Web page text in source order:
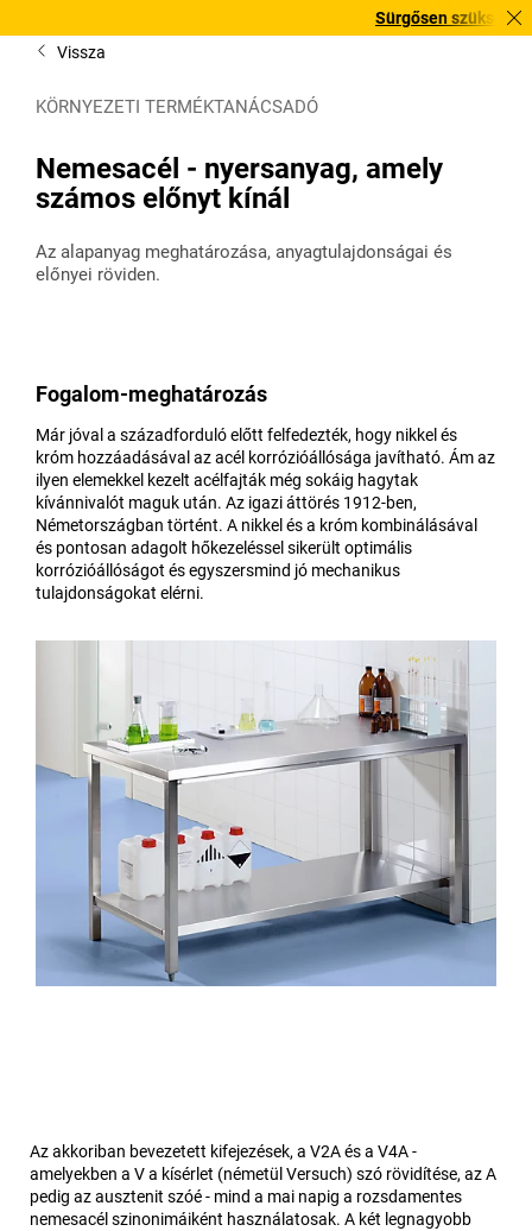
Sürgősen szüksége van
Vissza
KÖRNYEZETI TERMÉKTANÁCSADÓ
Nemesacél - nyersanyag, amely
számos előnyt kínál
Az alapanyag meghatározása, anyagtulajdonságai és
előnyei röviden.
Fogalom-meghatározás
Már jóval a századforduló előtt felfedezték, hogy nikkel és
króm hozzáadásával az acél korrózióállósága javítható. Ám az
ilyen elemekkel kezelt acélfajták még sokáig hagytak
kívánnivalót maguk után. Az igazi áttörés 1912-ben,
Németországban történt. A nikkel és a króm kombinálásával
és pontosan adagolt hőkezeléssel sikerült optimális
korrózióállóságot és egyszersmind jó mechanikus
tulajdonságokat elérni.
Az akkoriban bevezetett kifejezések, a V2A és a V4A -
amelyekben a V a kísérlet (németül Versuch) szó rövidítése, az A
pedig az ausztenit szóé - mind a mai napig a rozsdamentes
nemesacél szinonimáiként használatosak. A két legnagyobb